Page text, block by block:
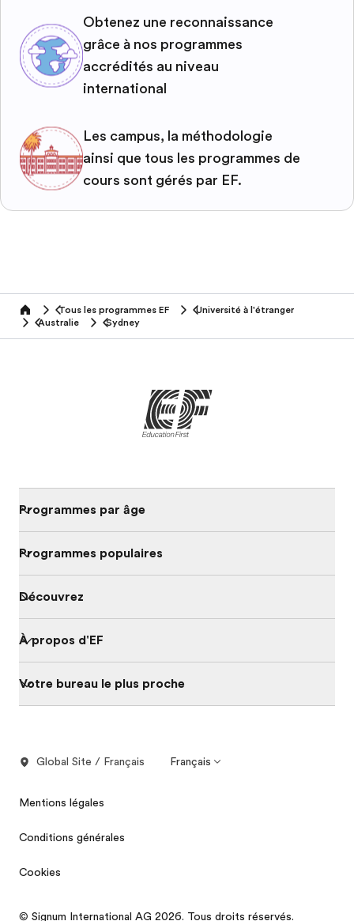
Obtenez une reconnaissance
grâce à nos programmes
accrédités au niveau
international
Les campus, la méthodologie
ainsi que tous les programmes de
cours sont gérés par EF.
home Tous les programmes EF
Université à l'étranger
Australie
Sydney
Programmes par âge
Programmes populaires
Découvrez
À propos d'EF
Votre bureau le plus proche
Global Site / Français Français
Mentions légales
Conditions générales
Cookies
© Signum International AG 2026. Tous droits réservés.